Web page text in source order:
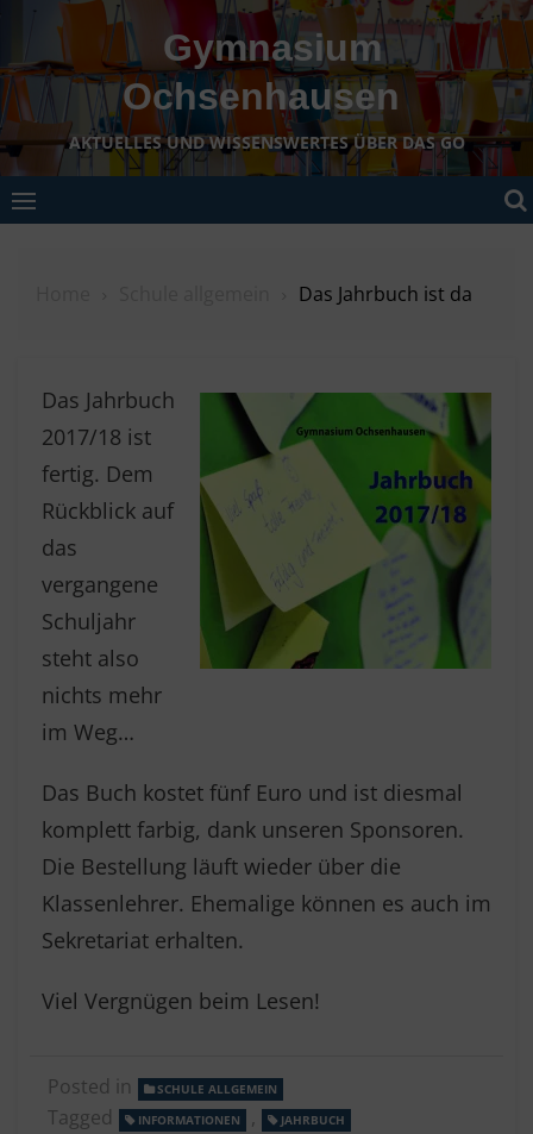
Skip
content
Gymnasium
Ochsenhausen
AKTUELLES UND WISSENSWERTES ÜBER DAS GO
Das Jahrbuch ist da
Das Jahrbuch
2017/18 ist
fertig. Dem
Rückblick auf
das
vergangene
Schuljahr
steht also
nichts mehr
im Weg…
Das Buch kostet fünf Euro und ist diesmal
komplett farbig, dank unseren Sponsoren.
Die Bestellung läuft wieder über die
Klassenlehrer. Ehemalige können es auch im
Sekretariat erhalten.
Viel Vergnügen beim Lesen!
Posted in SCHULE ALLGEMEIN
Tagged INFORMATIONEN , JAHRBUCH